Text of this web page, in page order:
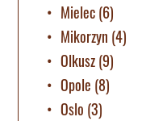
Mielec(6)
Mikorzyn (4)
Olkusz(9)
Opole (8)
Oslo (3)